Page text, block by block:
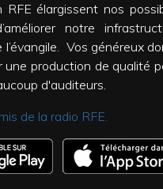
RFE élargissent nos
notre
l’évangile. Vos généreux
une production de qualité
d'auditeurs.
de la radio RFE.